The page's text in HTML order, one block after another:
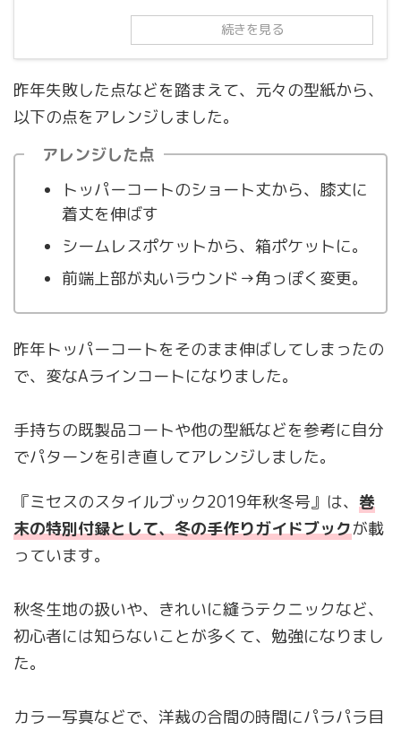
続きを見る
昨年失敗した点などを踏まえて、元々の型紙から、
以下の点をアレンジしました。
アレンジした点
トッパーコートのショート丈から、膝丈に
着丈を伸ばす
シームレスポケットから、箱ポケットに。
前端上部が丸いラウンド→角っぽく変更。
昨年トッパーコートをそのまま伸ばしてしまったの
で、変なAラインコートになりました。
手持ちの既製品コートや他の型紙などを参考に自分
でパターンを引き直してアレンジしました。
『ミセスのスタイルブック2019年秋冬号』は、 巻
末の特別付録として、冬の手作りガイドブックが載
っています。
秋冬生地の扱いや、きれいに縫うテクニックなど、
初心者には知らないことが多くて、勉強になりまし
た。
カラー写真などで、洋裁の合間の時間にパラパラ目